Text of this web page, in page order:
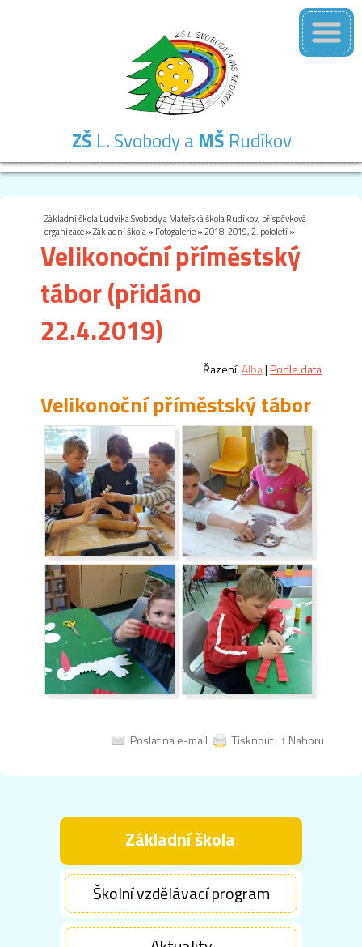
ZŠ L. Svobody a MŠ Rudíkov
Základní škola Ludvíka Svobody a Mateřská škola Rudíkov, příspěvková
organizace»Základní škola» Fotogalerie»2018-2019, 2. pololetí»
Velikonoční příměstský
tábor (přidáno
22.4.2019)
Řazení:Alba|Podle data
Velikonoční příměstský tábor
Poslat na e-mail Tisknout ↑ Nahoru
Základní škola
Školní vzdělávací program